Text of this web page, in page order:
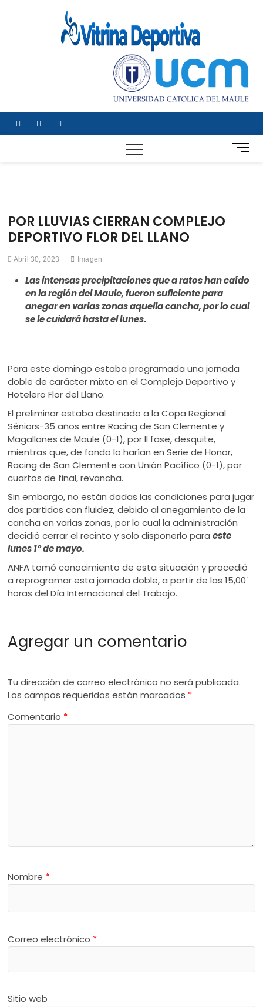
facebooktwitterinstagram
B
o
ú
POR LLUVIAS CIERRAN COMPLEJO
DEPORTIVO FLOR DEL LLANO
Abril 30, 2023 Imagen
Las intensas precipitaciones que a ratos han caído
en la región del Maule, fueron suficiente para
anegar en varias zonas aquella cancha, por lo cual
se le cuidará hasta el lunes.
Para este domingo estaba programada una jornada
doble de carácter mixto en el Complejo Deportivo y
Hotelero Flor del Llano.
El preliminar estaba destinado a la Copa Regional
Séniors-35 años entre Racing de San Clemente y
Magallanes de Maule (0-1), por II fase, desquite,
mientras que, de fondo lo harían en Serie de Honor,
Racing de San Clemente con Unión Pacífico (0-1), por
cuartos de final, revancha.
Sin embargo, no están dadas las condiciones para jugar
dos partidos con fluidez, debido al anegamiento de la
cancha en varias zonas, por lo cual la administración
decidió cerrar el recinto y solo disponerlo paraeste
lunes 1° de mayo.
ANFA tomó conocimiento de esta situación y procedió
a reprogramar esta jornada doble, a partir de las 15,00´
horas del Día Internacional del Trabajo.
Agregar un comentario
Tu dirección de correo electrónico no será publicada.
Los campos requeridos están marcados *
Comentario *
Nombre *
Correo electrónico *
Sitio web